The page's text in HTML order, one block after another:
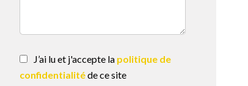
J’ai lu et j'accepte la politique de
confidentialitéde ce site